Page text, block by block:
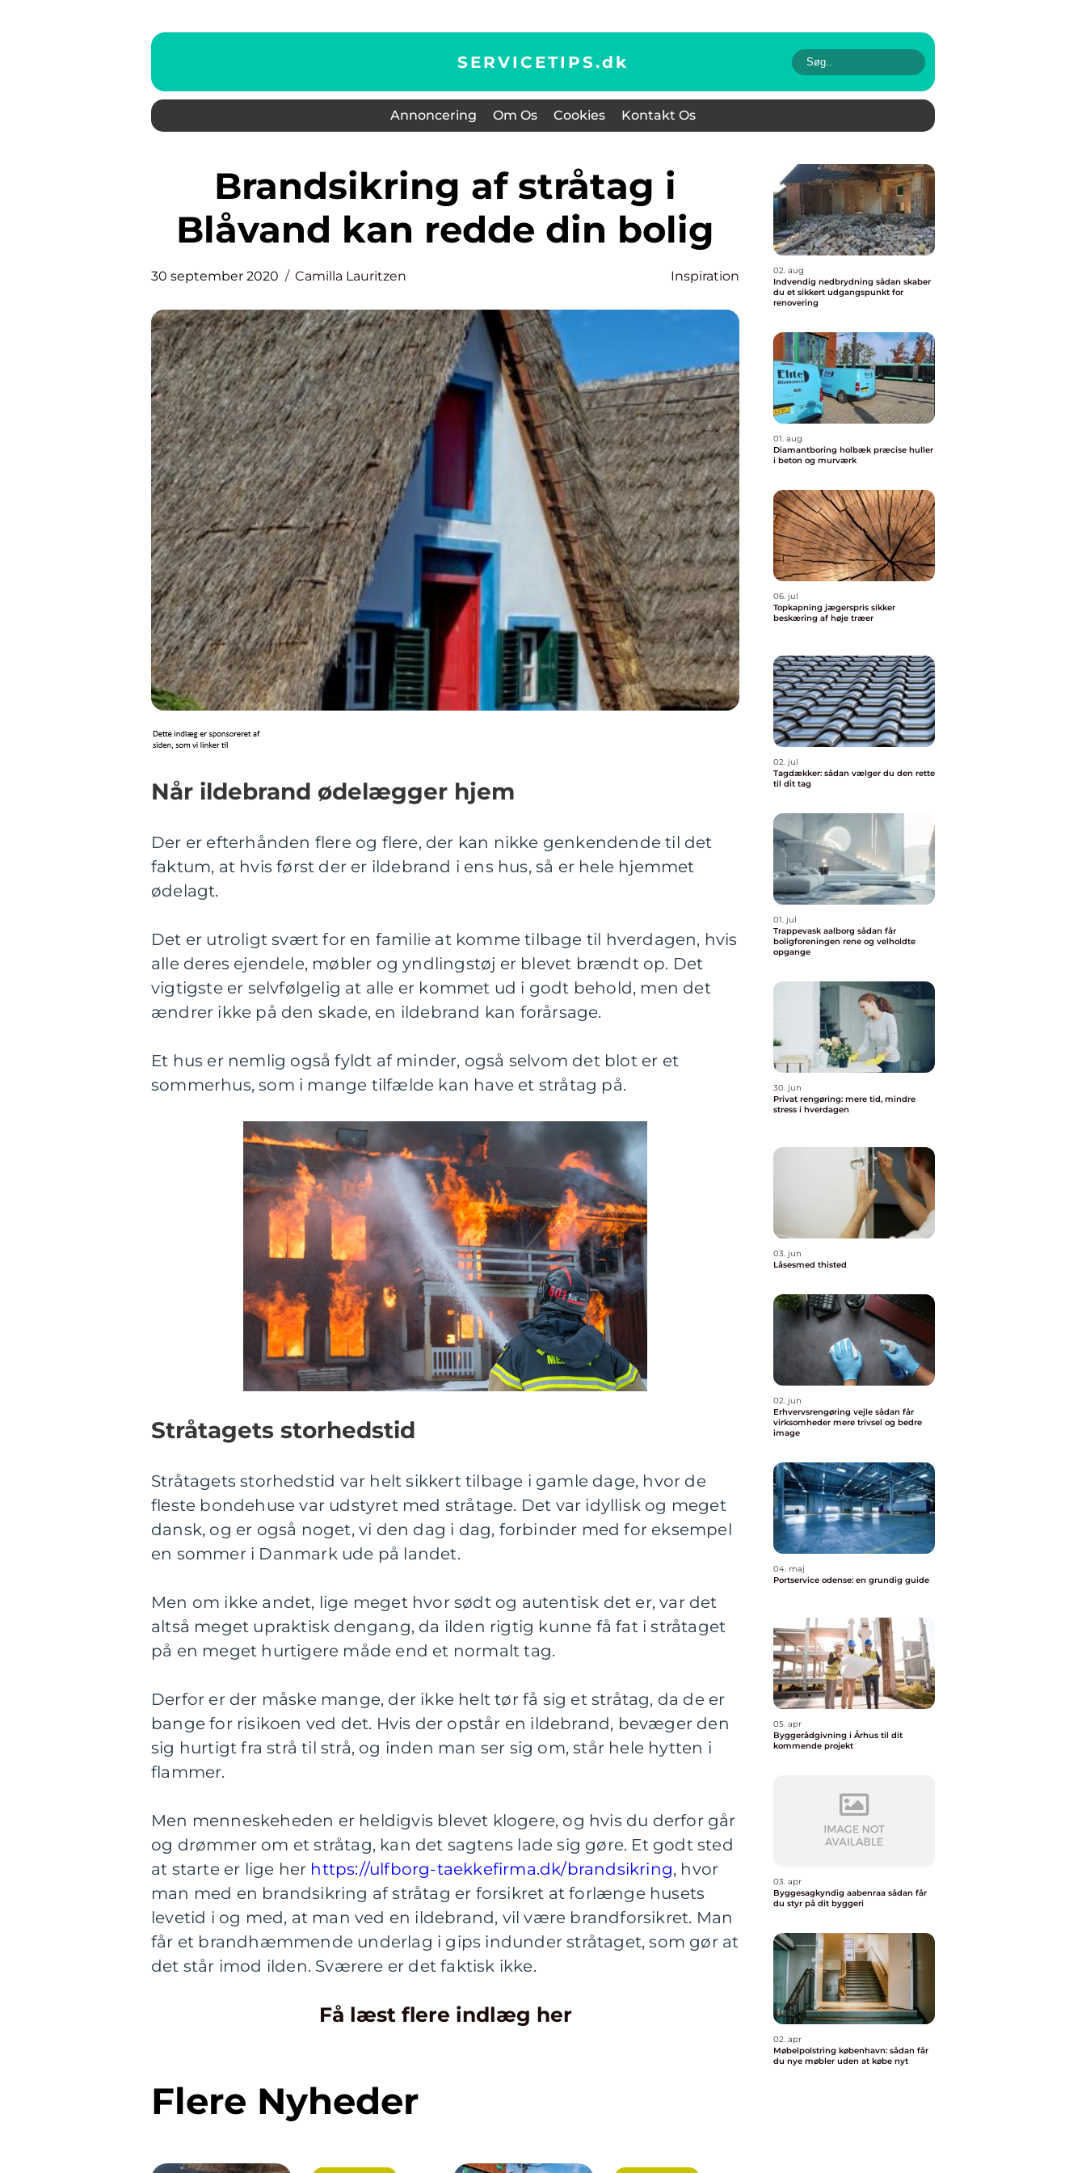
SERVICETIPS.dk
Annoncering Om Os Cookies Kontakt Os
Brandsikring af stråtag i
Blåvand kan redde din bolig
30 september 2020 Camilla Lauritzen Inspiration
Når ildebrand ødelægger hjem
Der er efterhånden flere og flere, der kan nikke genkendende til det
faktum, at hvis først der er ildebrand i ens hus, så er hele hjemmet
ødelagt.
Det er utroligt svært for en familie at komme tilbage til hverdagen, hvis
alle deres ejendele, møbler og yndlingstøj er blevet brændt op. Det
vigtigste er selvfølgelig at alle er kommet ud i godt behold, men det
ændrer ikke på den skade, en ildebrand kan forårsage.
Et hus er nemlig også fyldt af minder, også selvom det blot er et
sommerhus, som i mange tilfælde kan have et stråtag på.
Stråtagets storhedstid
Stråtagets storhedstid var helt sikkert tilbage i gamle dage, hvor de
fleste bondehuse var udstyret med stråtage. Det var idyllisk og meget
dansk, og er også noget, vi den dag i dag, forbinder med for eksempel
en sommer i Danmark ude på landet.
Men om ikke andet, lige meget hvor sødt og autentisk det er, var det
altså meget upraktisk dengang, da ilden rigtig kunne få fat i stråtaget
på en meget hurtigere måde end et normalt tag.
Derfor er der måske mange, der ikke helt tør få sig et stråtag, da de er
bange for risikoen ved det. Hvis der opstår en ildebrand, bevæger den
sig hurtigt fra strå til strå, og inden man ser sig om, står hele hytten i
flammer.
Men menneskeheden er heldigvis blevet klogere, og hvis du derfor går
og drømmer om et stråtag, kan det sagtens lade sig gøre. Et godt sted
at starte er lige her https://ulfborg-taekkefirma.dk/brandsikring, hvor
man med en brandsikring af stråtag er forsikret at forlænge husets
levetid i og med, at man ved en ildebrand, vil være brandforsikret. Man
får et brandhæmmende underlag i gips indunder stråtaget, som gør at
det står imod ilden. Sværere er det faktisk ikke.
Få læst flere indlæg her
Flere Nyheder
02. aug
Indvendig nedbrydning sådan skaber
du et sikkert udgangspunkt for
renovering
01. aug
Diamantboring holbæk præcise huller
i beton og murværk
06. jul
Topkapning jægerspris sikker
beskæring af høje træer
02. jul
Tagdækker: sådan vælger du den rette
til dit tag
01. jul
Trappevask aalborg sådan får
boligforeningen rene og velholdte
opgange
30. jun
Privat rengøring: mere tid, mindre
stress i hverdagen
03. jun
Låsesmed thisted
02. jun
Erhvervsrengøring vejle sådan får
virksomheder mere trivsel og bedre
image
04. maj
Portservice odense: en grundig guide
05. apr
Byggerådgivning i Århus til dit
kommende projekt
03. apr
Byggesagkyndig aabenraa sådan får
du styr på dit byggeri
02. apr
Møbelpolstring københavn: sådan får
du nye møbler uden at købe nyt